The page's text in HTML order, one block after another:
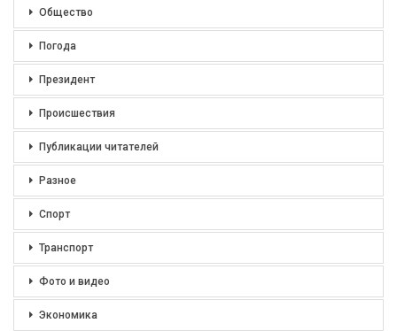
Общество
Погода
Президент
Происшествия
Публикации читателей
Разное
Спорт
Транспорт
Фото и видео
Экономика